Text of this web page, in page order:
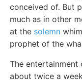
conceived of. But
much as in other
at the solemn
prophet of the
The entertainment
about twice a